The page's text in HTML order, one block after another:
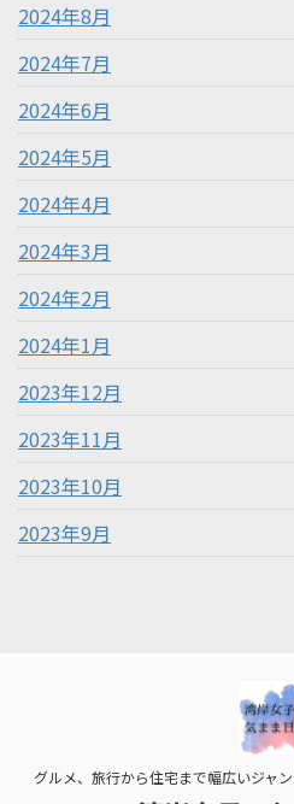
2024年8月
2024年7月
2024年6月
2024年5月
2024年4月
2024年3月
2024年2月
2024年1月
2023年12月
2023年11月
2023年10月
2023年9月
グルメ、旅行から住宅まで幅広いジャ